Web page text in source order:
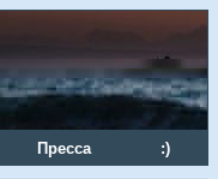
Пресса :)